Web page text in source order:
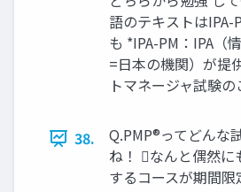
語のテキストはIPA-
も *IPA-PM：IPA（
=日本の機関）が提
トマネージャ試験の
38.
Q.PMP®ってどんな
ね！ なんと偶然
するコースが期間